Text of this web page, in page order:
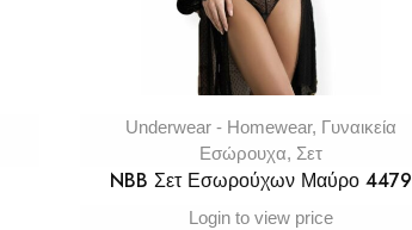
Underwear - Homewear, Γυναικεία
Εσώρουχα, Σετ
NBB Σετ Εσωρούχων Μαύρο 4479
Login to view price